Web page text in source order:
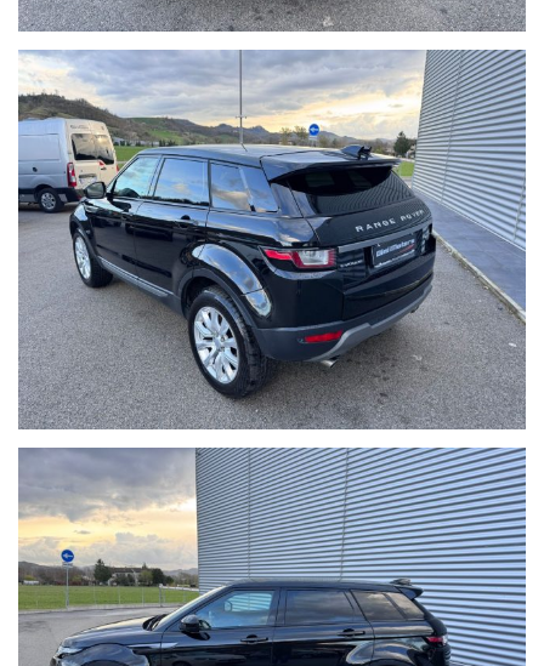
NON HAI TROVATO L'AUTO CHE
CERCHI?
Compila il modulo e ti contatteremo appena l'auto che
cerchi sarà disponibile